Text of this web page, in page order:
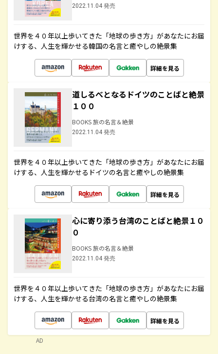
2022.11.04 発売
世界を４０年以上歩いてきた「地球の歩き方」があなたにお届
けする、人生を輝かせる韓国の名言と癒やしの絶景集
詳細を見る
道しるべとなるドイツのことばと絶景
１００
BOOKS 旅の名言＆絶景
2022.11.04 発売
世界を４０年以上歩いてきた「地球の歩き方」があなたにお届
けする、人生を輝かせるドイツの名言と癒やしの絶景集
詳細を見る
心に寄り添う台湾のことばと絶景１０
０
BOOKS 旅の名言＆絶景
2022.11.04 発売
世界を４０年以上歩いてきた「地球の歩き方」があなたにお届
けする、人生を輝かせる台湾の名言と癒やしの絶景集
詳細を見る
AD